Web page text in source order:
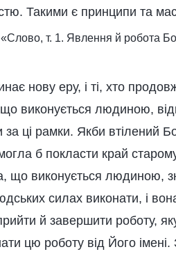
Такими є принципи та
«Слово, т. 1. Явлення й робота
нову еру, і ті, хто
виконується людиною,
за ці рамки. Якби втілений
б покласти край
що виконується людиною,
силах виконати, і
й завершити роботу,
цю роботу від Його